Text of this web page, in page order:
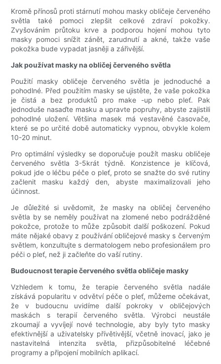
Kromě přínosů proti stárnutí mohou masky obličeje červeného
světla také pomoci zlepšit celkové zdraví pokožky.
Zvyšováním průtoku krve a podporou hojení mohou tyto
masky pomoci snížit zánět, zarudnutí a akné, takže vaše
pokožka bude vypadat jasněji a zářivější.
Jak používat masky na obličej červeného světla
Použití masky obličeje červeného světla je jednoduché a
pohodlné. Před použitím masky se ujistěte, že vaše pokožka
je čistá a bez produktů pro make -up nebo pleť. Pak
jednoduše nasaďte masku a upravte popruhy, abyste zajistili
pohodlné uložení. Většina masek má vestavěné časovače,
které se po určité době automaticky vypnou, obvykle kolem
10-20 minut.
Pro optimální výsledky se doporučuje použít masku obličeje
červeného světla 3-5krát týdně. Konzistence je klíčová,
pokud jde o léčbu péče o pleť, proto se snažte do své rutiny
začlenit masku každý den, abyste maximalizovali jeho
účinnost.
Je důležité si uvědomit, že masky na obličej červeného
světla by se neměly používat na zlomené nebo podrážděné
pokožce, protože to může způsobit další poškození. Pokud
máte nějaké obavy z používání obličejové masky s červeným
světlem, konzultujte s dermatologem nebo profesionálem pro
péči o pleť, než ji začleňte do vaší rutiny.
Budoucnost terapie červeného světla obličeje masky
Vzhledem k tomu, že terapie červeného světla nadále
získává popularitu v odvětví péče o pleť, můžeme očekávat,
že v budoucnu uvidíme další pokroky v obličejových
maskách s terapií červeného světla. Výrobci neustále
zkoumají a vyvíjejí nové technologie, aby byly tyto masky
efektivnější a uživatelsky přívětivější, včetně inovací, jako je
nastavitelná intenzita světla, přizpůsobitelné léčebné
programy a připojení mobilních aplikací.